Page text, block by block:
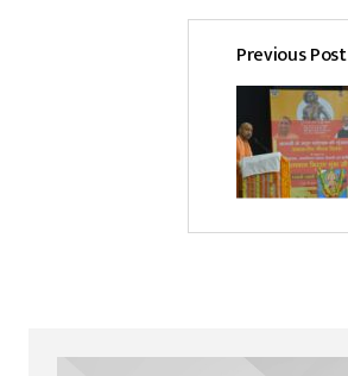
Previous Post